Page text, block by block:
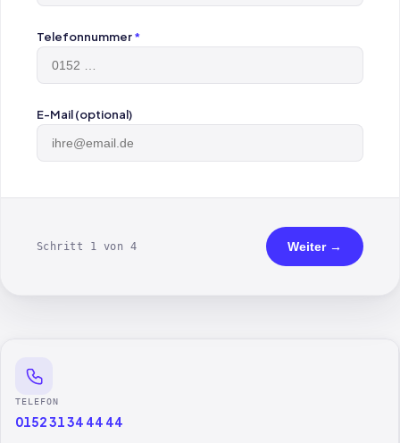
Telefonnummer*
E-Mail (optional)
Schritt 1 von 4 Weiter →
TELEFON
0152 31 34 44 44